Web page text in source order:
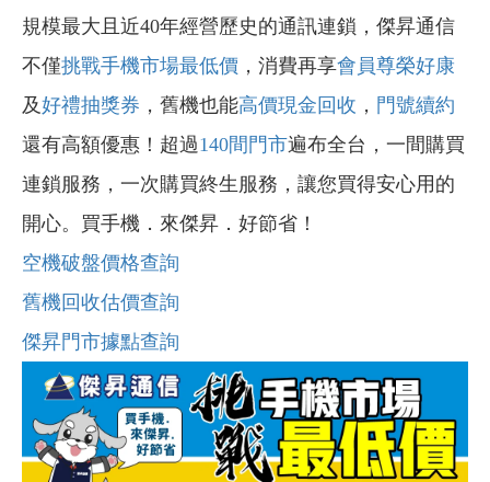
規模最大且近40年經營歷史的通訊連鎖，傑昇通信
不僅挑戰手機市場最低價 ，消費再享會員尊榮好康
及好禮抽獎券 ，舊機也能高價現金回收 ， 門號續約
還有高額優惠！超過140間門市遍布全台，一間購買
連鎖服務，一次購買終生服務，讓您買得安心用的
開心。買手機．來傑昇．好節省！
空機破盤價格查詢
舊機回收估價查詢
傑昇門市據點查詢